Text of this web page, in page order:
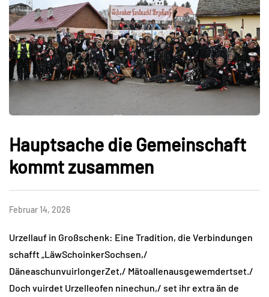
Hauptsache die Gemeinschaft
kommt zusammen
Februar 14, 2026
Urzellauf in Großschenk: Eine Tradition, die Verbindungen
schafft „LäwSchoinkerSochsen,/
DäneaschunvuirlongerZet,/ Mätoallenausgewemdertset./
Doch vuirdet Urzelleofen ninechun,/ set ihr extra än de